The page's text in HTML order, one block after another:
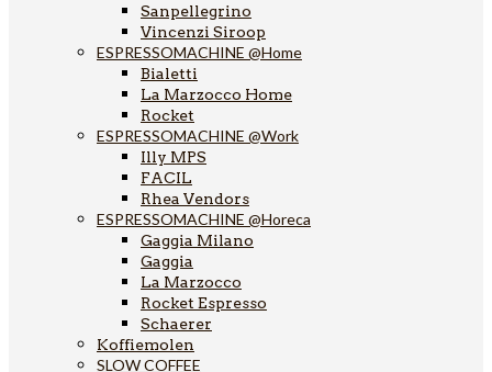
Sanpellegrino
Vincenzi Siroop
ESPRESSOMACHINE @Home
Bialetti
La Marzocco Home
Rocket
ESPRESSOMACHINE @Work
Illy MPS
FACIL
Rhea Vendors
ESPRESSOMACHINE @Horeca
Gaggia Milano
Gaggia
La Marzocco
Rocket Espresso
Schaerer
Koffiemolen
SLOW COFFEE